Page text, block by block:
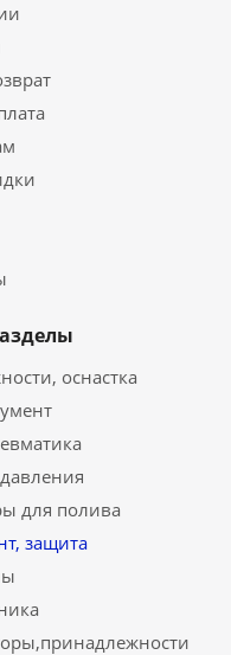
оснастка
для полива
защита